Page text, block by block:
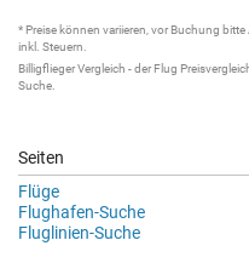
* Preise können variieren, vor Buchung
inkl. Steuern.
Billigflieger Vergleich - derFlug
Suche
Seiten
Flüge
Flughafen-Suche
Fluglinien-Suche